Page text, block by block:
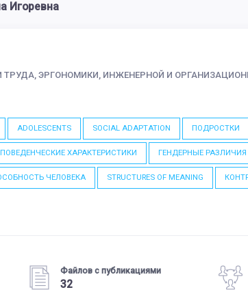
Игоревна
ТРУДА, ЭРГОНОМИКИ, ИНЖЕНЕРНОЙ И
ADOLESCENTS SOCIAL ADAPTATION ПОДРОСТКИ
ХАРАКТЕРИСТИКИ ГЕНДЕРНЫЕ РАЗЛИЧИЯ
ЧЕЛОВЕКА STRUCTURES OF MEANING
Файлов с публикациями
32